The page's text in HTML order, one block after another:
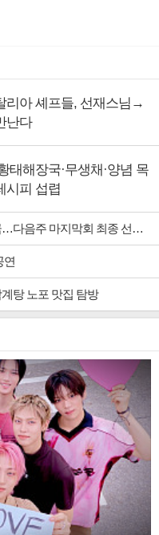
리아 셰프들, 선재스님→
난다
태해장국·무생채·양념 목
시피 섭렵
주 마지막회 최종 선택 예고
연
탕 노포 맛집 탐방